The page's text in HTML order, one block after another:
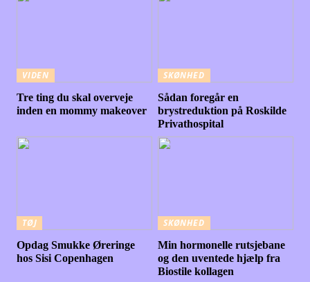
VIDEN
Tre ting du skal overveje
inden en mommy makeover
SKØNHED
Sådan foregår en
brystreduktion på Roskilde
Privathospital
TØJ
Opdag Smukke Øreringe
hos Sisi Copenhagen
SKØNHED
Min hormonelle rutsjebane
og den uventede hjælp fra
Biostile kollagen